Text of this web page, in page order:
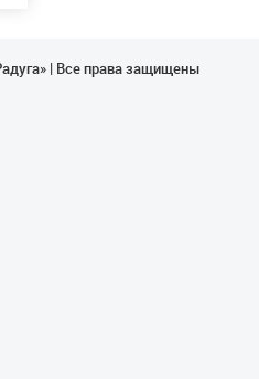
| Все права защищены